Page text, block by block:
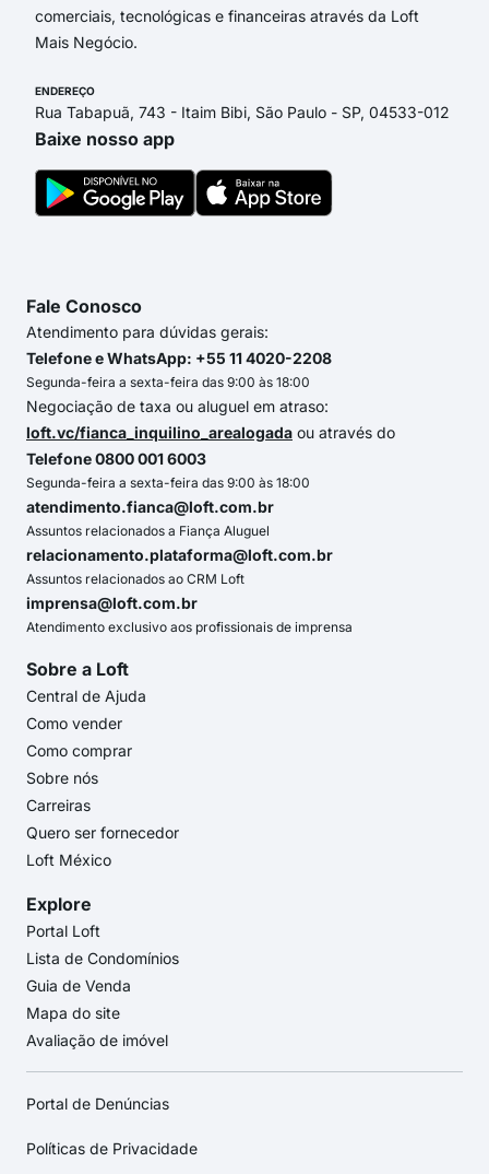
comerciais, tecnológicas e financeiras através da Loft
Mais Negócio.
ENDEREÇO
Rua Tabapuã, 743 - Itaim Bibi, São Paulo - SP, 04533-012
Baixe nosso app
Fale Conosco
Atendimento para dúvidas gerais:
Telefone e WhatsApp: +55 11 4020-2208
Segunda-feira a sexta-feira das 9:00 às 18:00
Negociação de taxa ou aluguel em atraso:
loft.vc/fianca_inquilino_arealogada ou através do
Telefone 0800 001 6003
Segunda-feira a sexta-feira das 9:00 às 18:00
atendimento.fianca@loft.com.br
Assuntos relacionados a Fiança Aluguel
relacionamento.plataforma@loft.com.br
Assuntos relacionados ao CRM Loft
imprensa@loft.com.br
Atendimento exclusivo aos profissionais de imprensa
Sobre a Loft
Central de Ajuda
Como vender
Como comprar
Sobre nós
Carreiras
Quero ser fornecedor
Loft México
Explore
Portal Loft
Lista de Condomínios
Guia de Venda
Mapa do site
Avaliação de imóvel
Portal de Denúncias
Políticas de Privacidade